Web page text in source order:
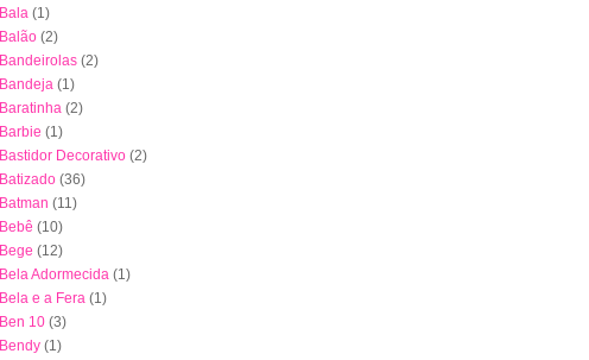
Bala (1)
Balão (2)
Bandeirolas (2)
Bandeja (1)
Baratinha (2)
Barbie (1)
Bastidor Decorativo (2)
Batizado (36)
Batman (11)
Bebê (10)
Bege (12)
Bela Adormecida (1)
Bela e a Fera (1)
Ben 10 (3)
Bendy (1)